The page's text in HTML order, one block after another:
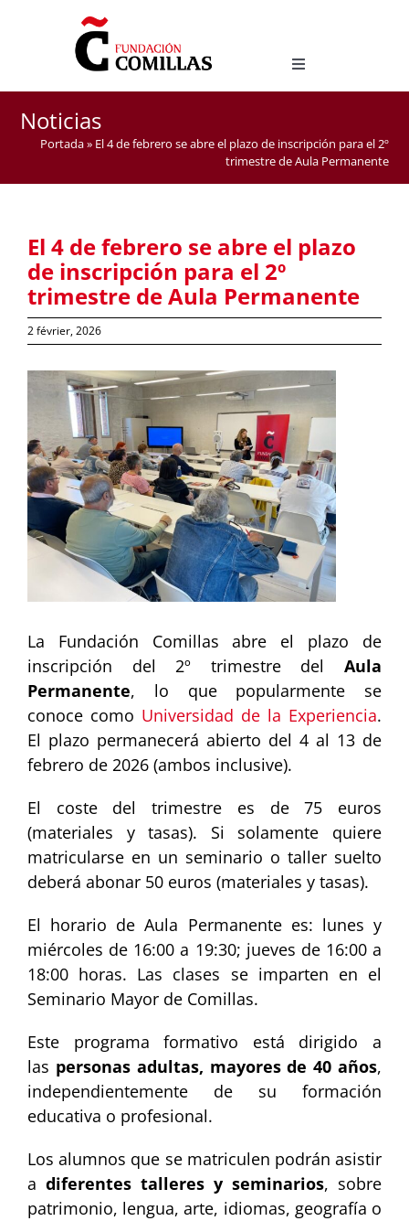
Toggle
Navigation
MASTER D’ENSEIGNEMENT DE L’ESPAGNOL COMME
LANGUE ÉTRANGÈRE
Noticias
Portada» El 4 de febrero se abre el plazo de inscripción para el 2º
trimestre de Aula Permanente
El 4 de febrero se abre el plazo
de inscripción para el 2º
trimestre de Aula Permanente
2 février, 2026
View
Larger
La Fundación Comillas abre el plazo de
inscripción del 2º trimestre del Aula
Permanente, lo que popularmente se
conoce como Universidad de la Experiencia.
El plazo permanecerá abierto del 4 al 13 de
febrero de 2026 (ambos inclusive).
El coste del trimestre es de 75 euros
(materiales y tasas). Si solamente quiere
matricularse en un seminario o taller suelto
deberá abonar 50 euros (materiales y tasas).
El horario de Aula Permanente es: lunes y
miércoles de 16:00 a 19:30; jueves de 16:00 a
18:00 horas. Las clases se imparten en el
Seminario Mayor de Comillas.
Este programa formativo está dirigido a
las personas adultas, mayores de 40 años,
independientemente de su formación
educativa o profesional.
Los alumnos que se matriculen podrán asistir
a diferentes talleres y seminarios, sobre
patrimonio, lengua, arte, idiomas, geografía o